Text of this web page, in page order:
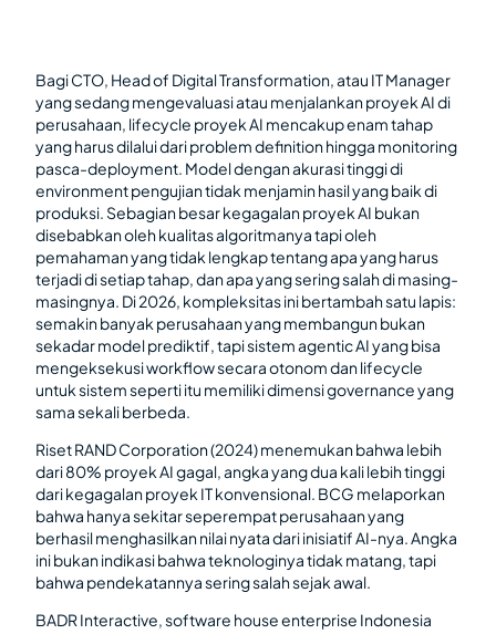
Bagi CTO, Head of Digital Transformation, atau IT Manager
yang sedang mengevaluasi atau menjalankan proyek AI di
perusahaan, lifecycle proyek AI mencakup enam tahap
yang harus dilalui dari problem definition hingga monitoring
pasca-deployment. Model dengan akurasi tinggi di
environment pengujian tidak menjamin hasil yang baik di
produksi. Sebagian besar kegagalan proyek AI bukan
disebabkan oleh kualitas algoritmanya tapi oleh
pemahaman yang tidak lengkap tentang apa yang harus
terjadi di setiap tahap, dan apa yang sering salah di masing-
masingnya. Di 2026, kompleksitas ini bertambah satu lapis:
semakin banyak perusahaan yang membangun bukan
sekadar model prediktif, tapi sistem agentic AI yang bisa
mengeksekusi workflow secara otonom dan lifecycle
untuk sistem seperti itu memiliki dimensi governance yang
sama sekali berbeda.
Riset RAND Corporation (2024) menemukan bahwa lebih
dari 80% proyek AI gagal, angka yang dua kali lebih tinggi
dari kegagalan proyek IT konvensional. BCG melaporkan
bahwa hanya sekitar seperempat perusahaan yang
berhasil menghasilkan nilai nyata dari inisiatif AI-nya. Angka
ini bukan indikasi bahwa teknologinya tidak matang, tapi
bahwa pendekatannya sering salah sejak awal.
BADR Interactive, software house enterprise Indonesia